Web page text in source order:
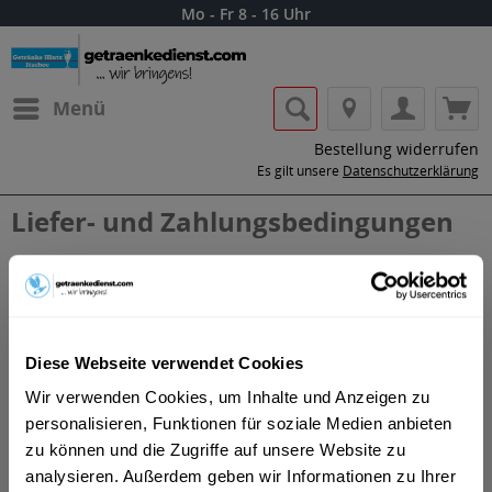
Diese Webseite verwendet Cookies
Wir verwenden Cookies, um Inhalte und Anzeigen zu
personalisieren, Funktionen für soziale Medien anbieten
zu können und die Zugriffe auf unsere Website zu
analysieren. Außerdem geben wir Informationen zu Ihrer
Mo - Fr 8 - 16 Uhr
Menü
Bestellung widerrufen
Es gilt unsere Datenschutzerklärung
Liefer- und Zahlungsbedingungen
Bis 12:00 Uhr bestellt - dann ist eine Lieferung in der Regel am
nächsten Liefertag möglich.
Liefergebiet:25524 Itzehoe
Bezahlmöglichkeiten und Pfandgutschrift: